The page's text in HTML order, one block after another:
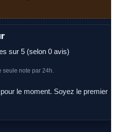
sur 5 (selon 0 avis)
seule note par 24h.
le moment. Soyez le premier